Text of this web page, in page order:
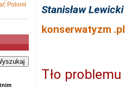
Stanisław Lewicki
konserwatyzm .pl
Tło problemu
Polonii